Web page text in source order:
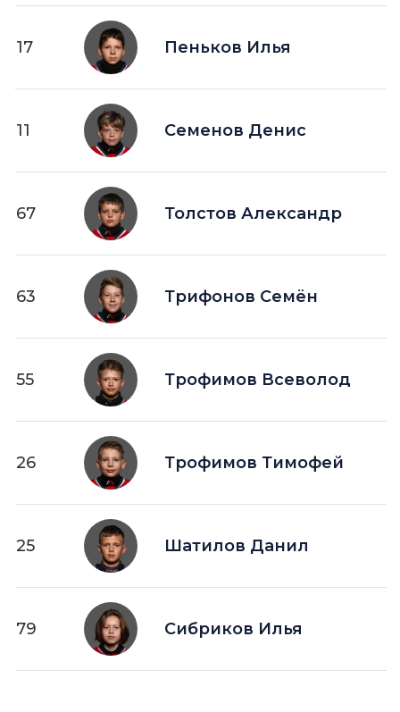
17 Пеньков Илья
11 Семенов Денис
67 Толстов Александр
63 Трифонов Семён
55 Трофимов Всеволод
26 Трофимов Тимофей
25 Шатилов Данил
79 Сибриков Илья